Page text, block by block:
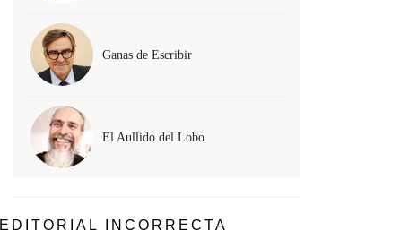
Ganas de Escribir
El Aullido del Lobo
EDITORIAL INCORRECTA